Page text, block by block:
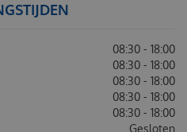
08:30 - 18:00
08:30 - 18:00
08:30 - 18:00
08:30 - 18:00
08:30 - 18:00
Gesloten